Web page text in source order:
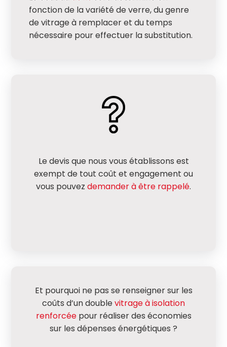
fonction de la variété de verre, du genre
de vitrage à remplacer et du temps
nécessaire pour effectuer la substitution.
Le devis que nous vous établissons est
exempt de tout coût et engagement ou
vous pouvez demander à être rappelé.
Et pourquoi ne pas se renseigner sur les
coûts d’un double vitrage à isolation
renforcéepour réaliser des économies
sur les dépenses énergétiques ?